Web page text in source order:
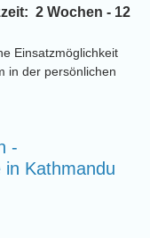
2 Wochen - 12
Einsatzmöglichkeit
in der persönlichen
-
in Kathmandu